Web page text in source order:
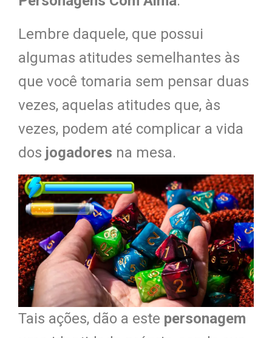
Lembre daquele, que possui
algumas atitudes semelhantes às
que você tomaria sem pensar duas
vezes, aquelas atitudes que, às
vezes, podem até complicar a vida
dos jogadores na mesa.
Tais ações, dão a este personagem